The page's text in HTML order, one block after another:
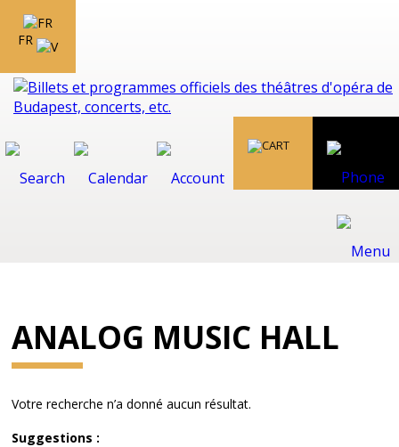
FR
ANALOG MUSIC HALL
Votre recherche n’a donné aucun résultat.
Suggestions :